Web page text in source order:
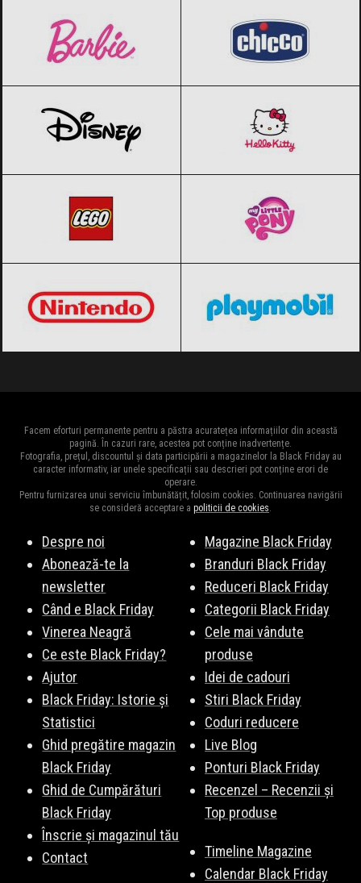
Facem eforturi permanente pentru a păstra acuratețea informațiilor din această
pagină. În cazuri rare, acestea pot conține inadvertențe.
Fotografia, prețul, discountul și data participării a magazinelor la Black Friday au
caracter informativ, iar unele specificații sau descrieri pot conține erori de
operare.
Pentru furnizarea unui serviciu îmbunătățit, folosim cookies. Continuarea navigării
se consideră acceptare a politicii de cookies.
Despre noi
Abonează-te la
newsletter
Când e Black Friday
Vinerea Neagră
Ce este Black Friday?
Ajutor
Black Friday: Istorie și
Statistici
Ghid pregătire magazin
Black Friday
Ghid de Cumpărături
Black Friday
Înscrie și magazinul tău
Contact
Magazine Black Friday
Branduri Black Friday
Reduceri Black Friday
Categorii Black Friday
Cele mai vândute
produse
Idei de cadouri
Stiri Black Friday
Coduri reducere
Live Blog
Ponturi Black Friday
Recenzel – Recenzii și
Top produse
Timeline Magazine
Calendar Black Friday